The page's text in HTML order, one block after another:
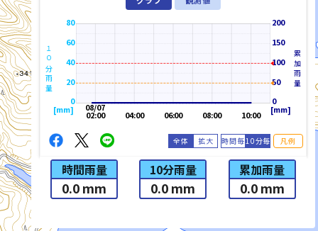
0
20
40
60
80
[mm]
１０分雨量
10:00
08:00
06:00
04:00
08/07
02:00
0
50
100
150
200
[mm]
累加雨量
全体 拡大 時間毎10分毎 凡例
時間雨量
0.0 mm
10分雨量
0.0 mm
累加雨量
0.0 mm